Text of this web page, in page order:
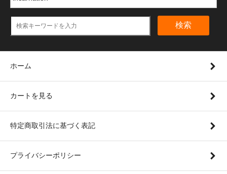
検索
ホーム
カートを見る
特定商取引法に基づく表記
プライバシーポリシー